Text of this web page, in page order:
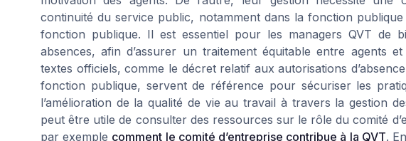
continuité du service public, notamment dans la fonction
fonction publique. Il est essentiel pour les managers QVT de
absences, afin d’assurer un traitement équitable entre agents et
textes officiels, comme le décret relatif aux autorisations
fonction publique, servent de référence pour sécuriser les
l’amélioration de la qualité de vie au travail à travers la gestion
peut être utile de consulter des ressources sur le rôle du comité
par exemple comment le comité d’entreprise contribue à la QVT.